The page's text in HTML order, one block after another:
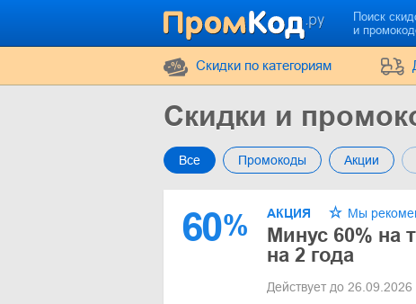
Поиск
и
Cкидки по категориям
Скидки и
Все Промокоды Акции
60% АКЦИЯ Мы
Минус 60% на
на 2 года
Действует до 26.09.2026